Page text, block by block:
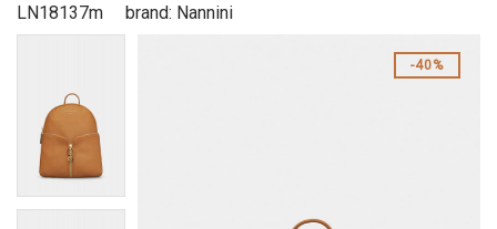
LN18137m brand: Nannini
40%